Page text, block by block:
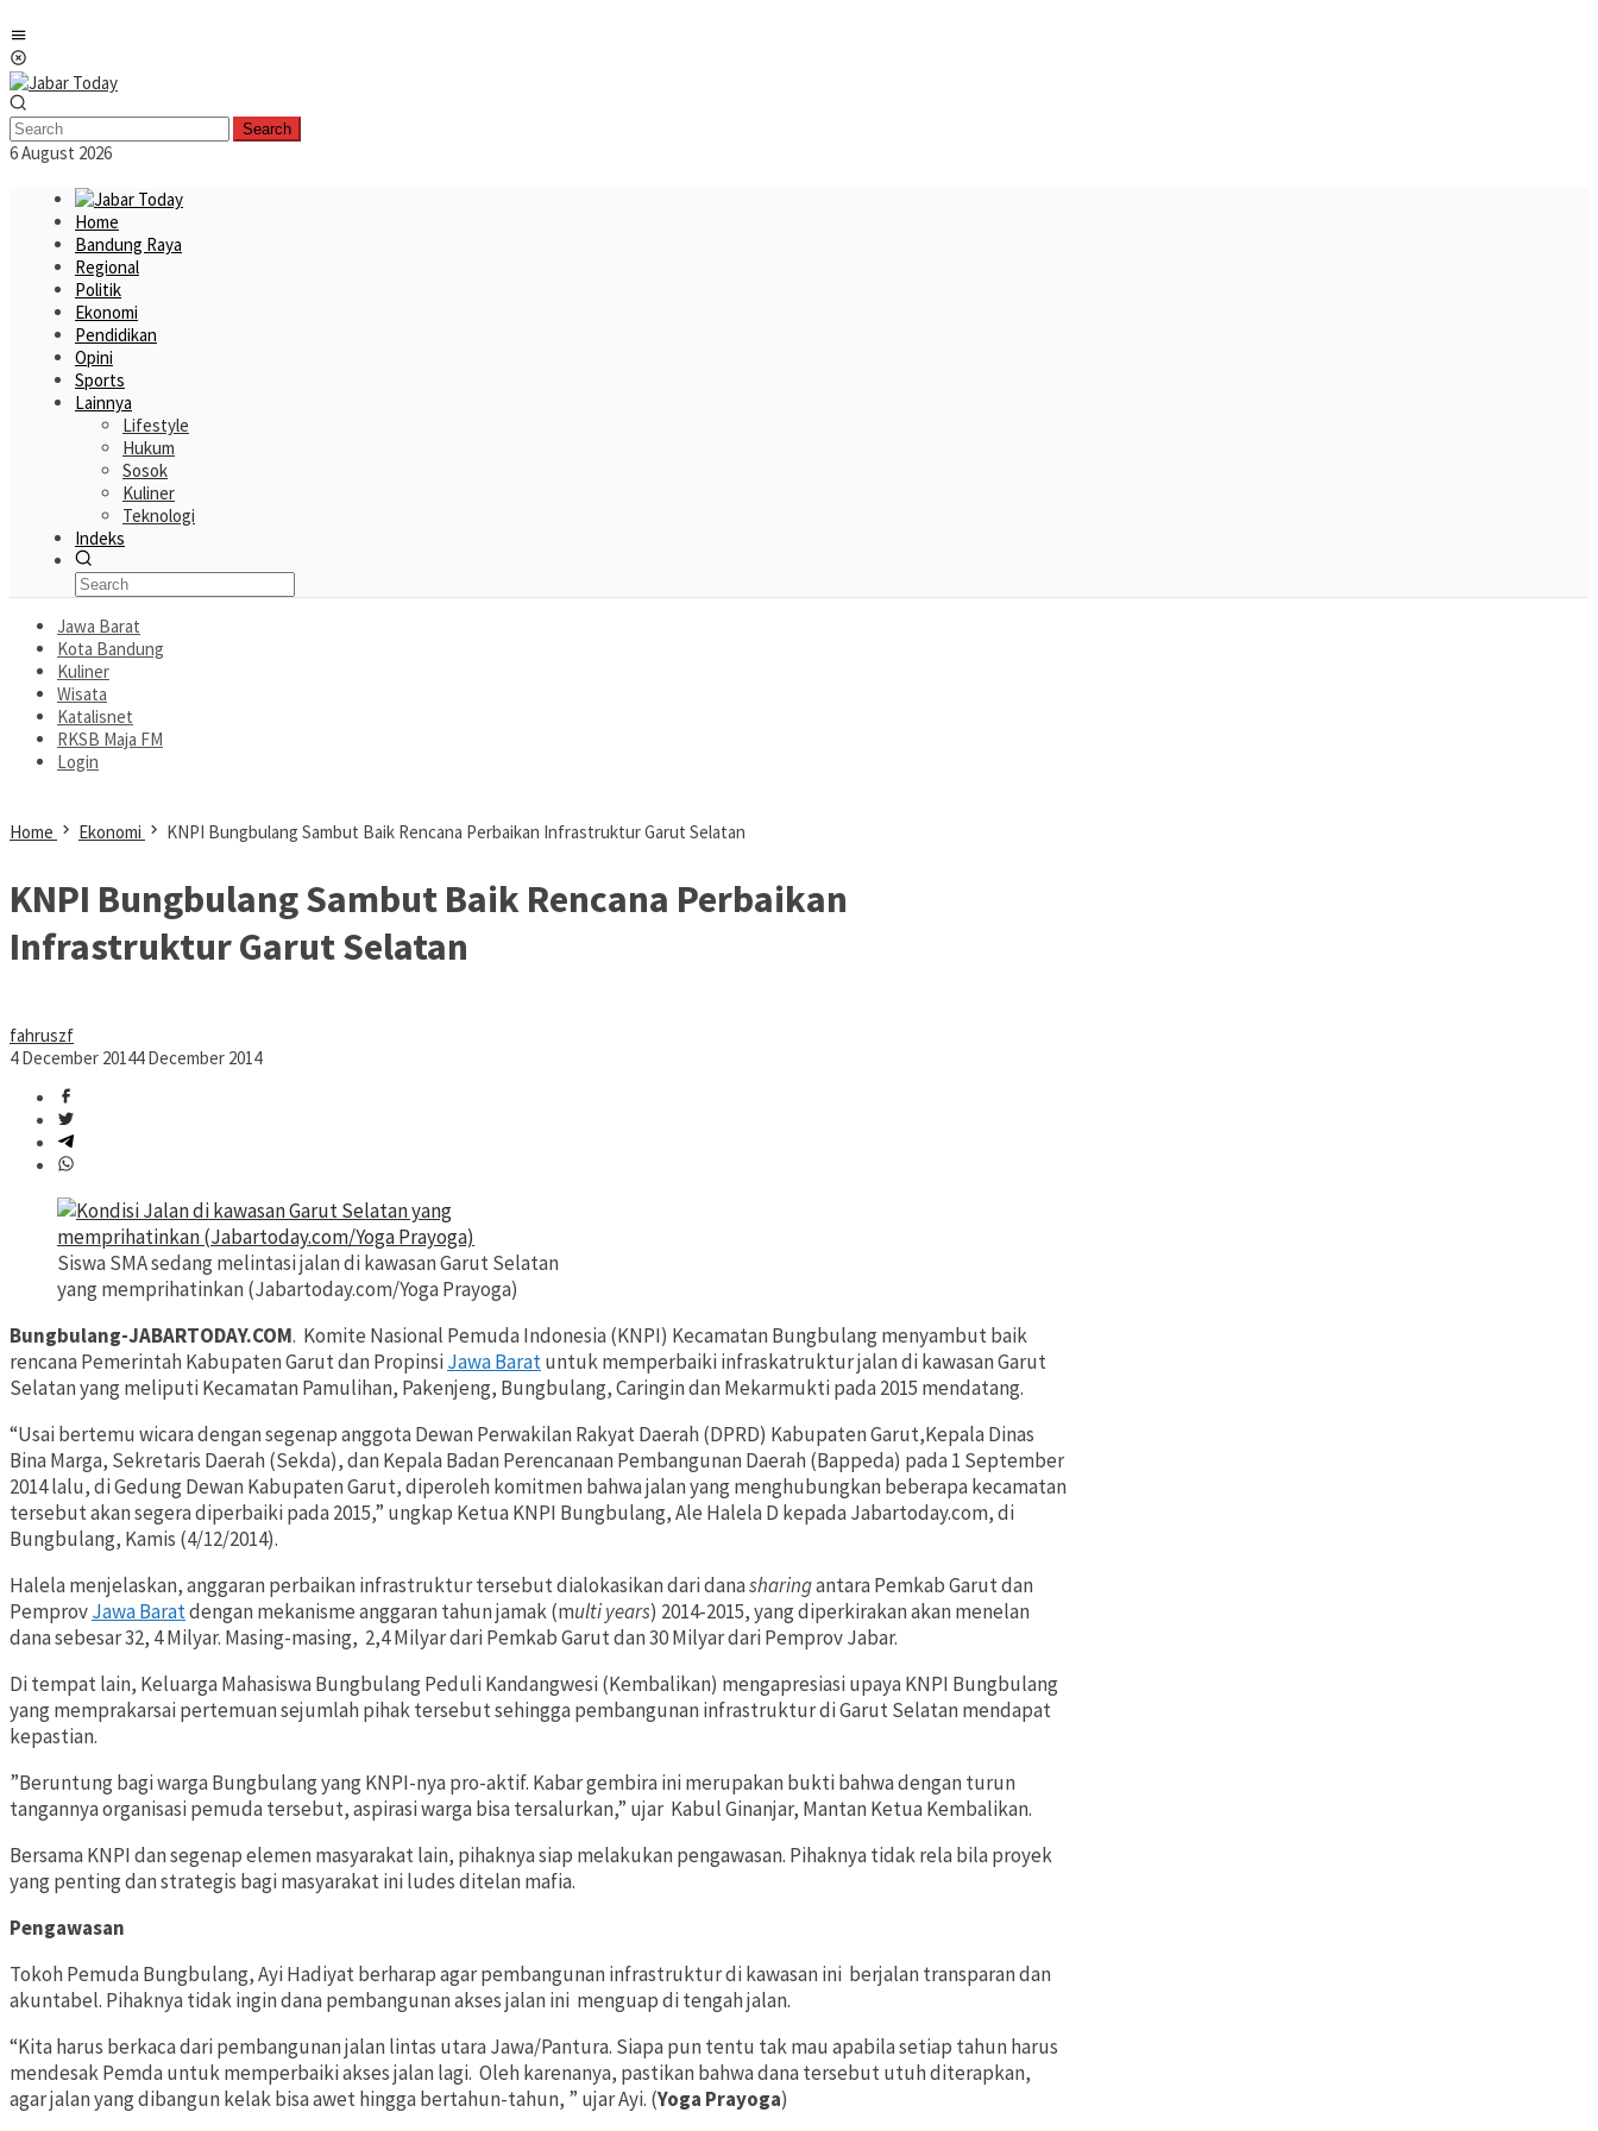
to
content
Search
6 August 2026
Home
Bandung Raya
Regional
Politik
Ekonomi
Pendidikan
Opini
Sports
Lainnya
Lifestyle
Hukum
Sosok
Kuliner
Teknologi
Indeks
Jawa Barat
Kota Bandung
Kuliner
Wisata
Katalisnet
RKSB Maja FM
Login
Home Ekonomi KNPI Bungbulang Sambut Baik Rencana Perbaikan Infrastruktur Garut Selatan
KNPI Bungbulang Sambut Baik Rencana Perbaikan
Infrastruktur Garut Selatan
fahruszf
4 December 20144 December 2014
Siswa SMA sedang melintasi jalan di kawasan Garut Selatan
yang memprihatinkan (Jabartoday.com/Yoga Prayoga)
Bungbulang-JABARTODAY.COM. Komite Nasional Pemuda Indonesia (KNPI) Kecamatan Bungbulang menyambut baik
rencana Pemerintah Kabupaten Garut dan PropinsiJawa Baratuntuk memperbaiki infraskatruktur jalan di kawasan Garut
Selatan yang meliputi Kecamatan Pamulihan, Pakenjeng, Bungbulang, Caringin dan Mekarmukti pada 2015 mendatang.
“Usai bertemu wicara dengan segenap anggota Dewan Perwakilan Rakyat Daerah (DPRD) Kabupaten Garut,Kepala Dinas
Bina Marga, Sekretaris Daerah (Sekda), dan Kepala Badan Perencanaan Pembangunan Daerah (Bappeda) pada 1 September
2014 lalu, di Gedung Dewan Kabupaten Garut, diperoleh komitmen bahwa jalan yang menghubungkan beberapa kecamatan
tersebut akan segera diperbaiki pada 2015,” ungkap Ketua KNPI Bungbulang, Ale Halela D kepada Jabartoday.com, di
Bungbulang, Kamis (4/12/2014).
Halela menjelaskan, anggaran perbaikan infrastruktur tersebut dialokasikan dari danasharingantara Pemkab Garut dan
PemprovJawa Baratdengan mekanisme anggaran tahun jamak (multi years) 2014-2015, yang diperkirakan akan menelan
dana sebesar 32, 4 Milyar. Masing-masing, 2,4 Milyar dari Pemkab Garut dan 30 Milyar dari Pemprov Jabar.
Di tempat lain, Keluarga Mahasiswa Bungbulang Peduli Kandangwesi (Kembalikan) mengapresiasi upaya KNPI Bungbulang
yang memprakarsai pertemuan sejumlah pihak tersebut sehingga pembangunan infrastruktur di Garut Selatan mendapat
kepastian.
”Beruntung bagi warga Bungbulang yang KNPI-nya pro-aktif. Kabar gembira ini merupakan bukti bahwa dengan turun
tangannya organisasi pemuda tersebut, aspirasi warga bisa tersalurkan,” ujar Kabul Ginanjar, Mantan Ketua Kembalikan.
Bersama KNPI dan segenap elemen masyarakat lain, pihaknya siap melakukan pengawasan. Pihaknya tidak rela bila proyek
yang penting dan strategis bagi masyarakat ini ludes ditelan mafia.
Pengawasan
Tokoh Pemuda Bungbulang, Ayi Hadiyat berharap agar pembangunan infrastruktur di kawasan ini berjalan transparan dan
akuntabel. Pihaknya tidak ingin dana pembangunan akses jalan ini menguap di tengah jalan.
“Kita harus berkaca dari pembangunan jalan lintas utara Jawa/Pantura. Siapa pun tentu tak mau apabila setiap tahun harus
mendesak Pemda untuk memperbaiki akses jalan lagi. Oleh karenanya, pastikan bahwa dana tersebut utuh diterapkan,
agar jalan yang dibangun kelak bisa awet hingga bertahun-tahun, ” ujar Ayi. (Yoga Prayoga)